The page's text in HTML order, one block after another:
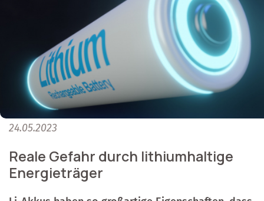
24.05.2023
Reale Gefahr durch lithiumhaltige
Energieträger